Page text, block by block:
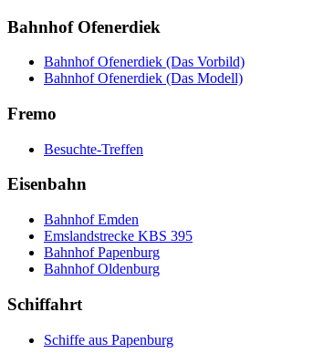
Bahnhof Ofenerdiek
Bahnhof Ofenerdiek (Das Vorbild)
Bahnhof Ofenerdiek (Das Modell)
Fremo
Besuchte-Treffen
Eisenbahn
Bahnhof Emden
Emslandstrecke KBS 395
Bahnhof Papenburg
Bahnhof Oldenburg
Schiffahrt
Schiffe aus Papenburg